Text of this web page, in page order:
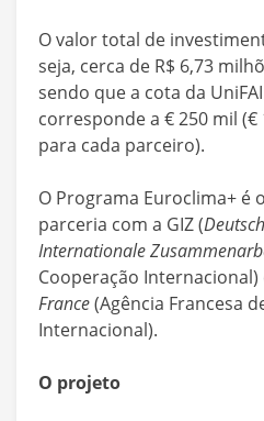
O valor total de
seja, cerca de R$ 6,73
sendo que a cota da
corresponde a € 250 mil (€
para cada parceiro).
O Programa Euroclima+ é
parceria com a GIZ (
Internationale
Cooperação Internacional)
France(Agência Francesa
Internacional).
O projeto